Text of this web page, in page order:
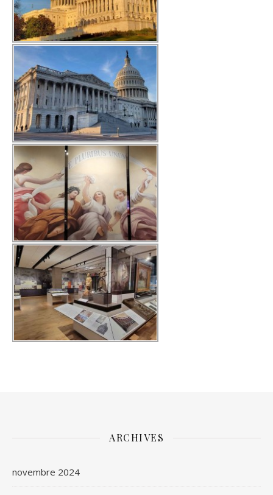
ARCHIVES
novembre 2024